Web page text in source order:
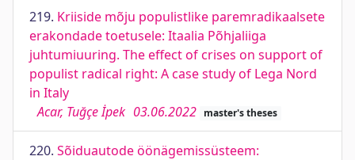
219. Kriiside mõju populistlike paremradikaalsete
erakondade toetusele: Itaalia Põhjaliiga
juhtumiuuring. The effect of crises on support of
populist radical right: A case study of Lega Nord
in Italy
Acar, Tuğçe İpek 03.06.2022 master's theses
220. Sõiduautode öönägemissüsteem: